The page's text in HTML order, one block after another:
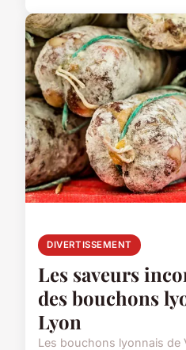
DIVERTISSEMENT
Les saveurs
des bouchons
Lyon
Les bouchons lyonnais de